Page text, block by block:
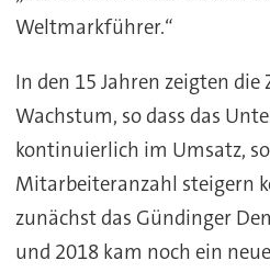
Weltmarkführer.“
In den 15 Jahren zeigten die
Wachstum, so dass das
kontinuierlich im Umsatz,
Mitarbeiteranzahl steigern
zunächst das Gündinger
und 2018 kam noch ein